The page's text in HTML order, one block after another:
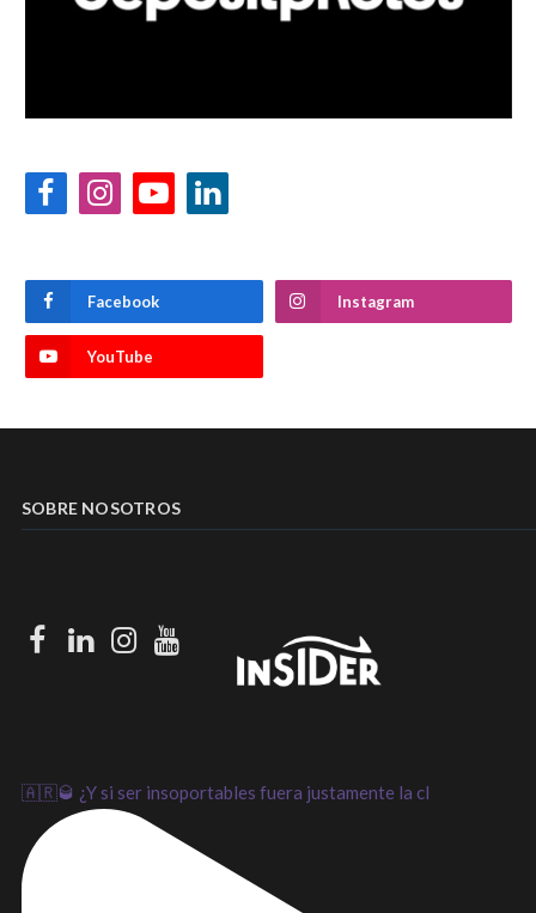
FacebookInstagramYouTubeLinkedIn
Facebook Instagram
YouTube
SOBRE NOSOTROS
Facebook
LinkedIn
Instagram
Youtube
🇦🇷🥃 ¿Y si ser insoportables fuera justamente la cl